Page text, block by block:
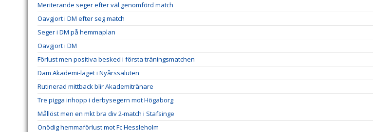
Meriterande seger efter väl genomförd match
Oavgjort i DM efter seg match
Seger i DM på hemmaplan
Oavgjort i DM
Förlust men positiva besked i första träningsmatchen
Dam Akademi-laget i Nyårssaluten
Rutinerad mittback blir Akademitränare
Tre pigga inhopp i derbysegern mot Högaborg
Mållöst men en mkt bra div 2-match i Stafsinge
Onödig hemmaförlust mot Fc Hessleholm